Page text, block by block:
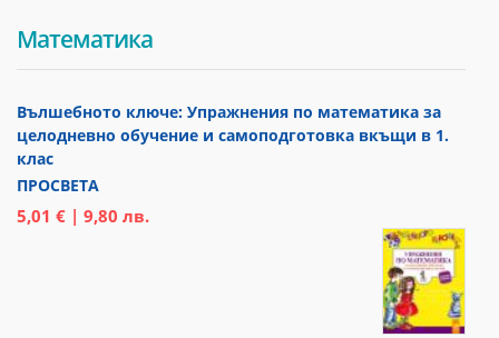
Математика
Вълшебното ключе: Упражнения по математика за
целодневно обучение и самоподготовка вкъщи в 1.
клас
ПРОСВЕТА
5,01 € | 9,80 лв.